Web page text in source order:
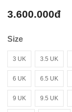
3.600.000đ
Size
3 UK 3.5 UK
6 UK 6.5 UK
9 UK 9.5 UK